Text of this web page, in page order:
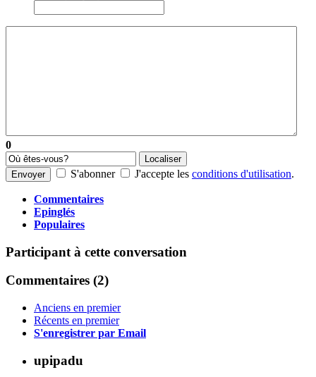
0
Localiser
Envoyer
S'abonner J'accepte les conditions d'utilisation.
Commentaires
Epinglés
Populaires
Participant à cette conversation
Commentaires (2)
Anciens en premier
Récents en premier
S'enregistrer par Email
upipadu